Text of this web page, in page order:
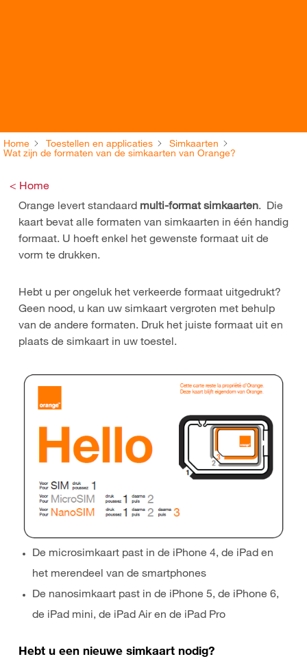
Home Toestellen en applicaties
Simkaarten
Wat zijn de formaten van de simkaarten van Orange?
< Home
Orange levert standaard multi-format simkaarten. Die
kaart bevat alle formaten van simkaarten in één handig
formaat. U hoeft enkel het gewenste formaat uit de
vorm te drukken.
Hebt u per ongeluk het verkeerde formaat uitgedrukt?
Geen nood, u kan uw simkaart vergroten met behulp
van de andere formaten. Druk het juiste formaat uit en
plaats de simkaart in uw toestel.
De microsimkaart past in de iPhone 4, de iPad en
het merendeel van de smartphones
De nanosimkaart past in de iPhone 5, de iPhone 6,
de iPad mini, de iPad Air en de iPad Pro
Hebt u een nieuwe simkaart nodig?